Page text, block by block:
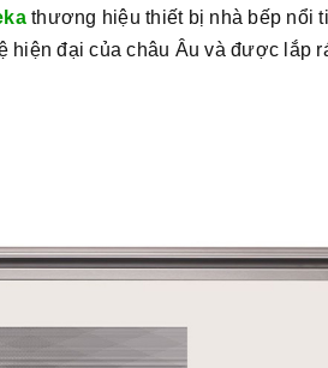
thương hiệu thiết bị nhà bếp nổi
hiện đại của châu Âu và được lắp